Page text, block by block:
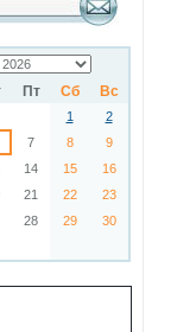
Пт Сб Вс
1
2
7 8
9
14 15
16
21 22
23
28 29
30